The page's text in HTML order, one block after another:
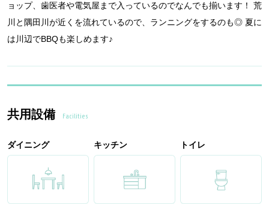
ョップ、歯医者や電気屋まで入っているのでなんでも揃います！ 荒
川と隅田川が近くを流れているので、ランニングをするのも◎ 夏に
は川辺でBBQも楽しめます♪
共用設備 Facilities
ダイニング キッチン トイレ